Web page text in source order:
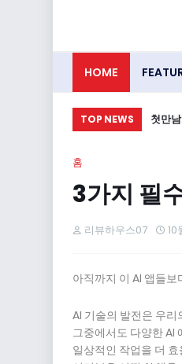
HOME
TOP NEWS 첫만
홈
3가지 필
리뷰하우스07 10
아직까지 이 AI 앱들
AI 기술의 발전은 우
그중에서도 다양한 AI
일상적인 작업을 더